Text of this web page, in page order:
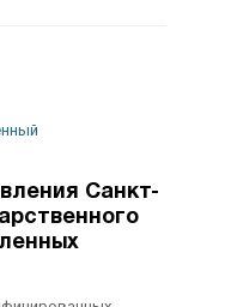
Санкт-